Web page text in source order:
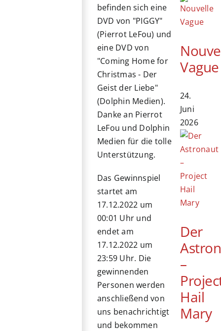
befinden sich eine
DVD von "PIGGY"
(Pierrot LeFou) und
eine DVD von
"Coming Home for
Christmas - Der
Geist der Liebe"
(Dolphin Medien).
Danke an Pierrot
LeFou und Dolphin
Medien für die tolle
Unterstützung.
Das Gewinnspiel
startet am
17.12.2022 um
00:01 Uhr und
endet am
17.12.2022 um
23:59 Uhr. Die
gewinnenden
Personen werden
anschließend von
uns benachrichtigt
und bekommen
Vague
24.
Juni
2026
Der
–
Hail
Mary